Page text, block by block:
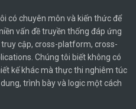
có chuyên môn và kiến ​​thức để
vấn đề truyền thống đáp ứng
cập, cross-platform, cross-
Chúng tôi biết không có
kế khác mà thực thi nghiêm túc
trình bày và logic một cách